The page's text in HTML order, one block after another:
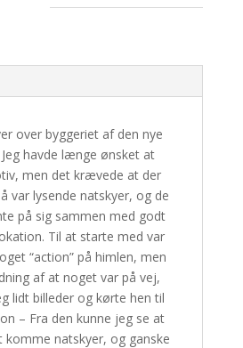
Nr.
over byggeriet af den nye
havde længe ønsket at
men det krævede at der
var lysende natskyer, og de
på sig sammen med godt
Til at starte med var
“action” på himlen, men
af at noget var på vej,
lidt billeder og kørte hen til
– Fra den kunne jeg se at
komme natskyer, og ganske